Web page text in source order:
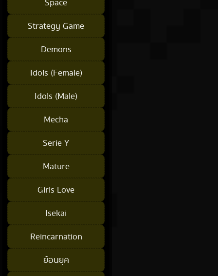
Space
Strategy Game
Demons
Idols (Female)
Idols (Male)
Mecha
Serie Y
Mature
Girls Love
Isekai
Reincarnation
ย้อนยุค